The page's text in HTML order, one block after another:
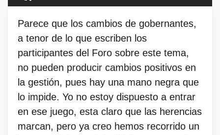
Parece que los cambios de gobernantes,
a tenor de lo que escriben los
participantes del Foro sobre este tema,
no pueden producir cambios positivos en
la gestión, pues hay una mano negra que
lo impide. Yo no estoy dispuesto a entrar
en ese juego, esta claro que las herencias
marcan, pero ya creo hemos recorrido un